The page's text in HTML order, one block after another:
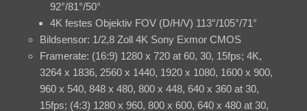
92°/81°/50°
4K festes Objektiv FOV (D/H/V) 113°/105°/71°
Bildsensor: 1/2,8 Zoll 4K Sony Exmor CMOS
Framerate: (16:9) 1280 x 720 at 60, 30, 15fps; 4K,
3264 x 1836, 2560 x 1440, 1920 x 1080, 1600 x 900,
960 x 540, 848 x 480, 800 x 448, 640 x 360 at 30,
15fps; (4:3) 1280 x 960, 800 x 600, 640 x 480 at 30,